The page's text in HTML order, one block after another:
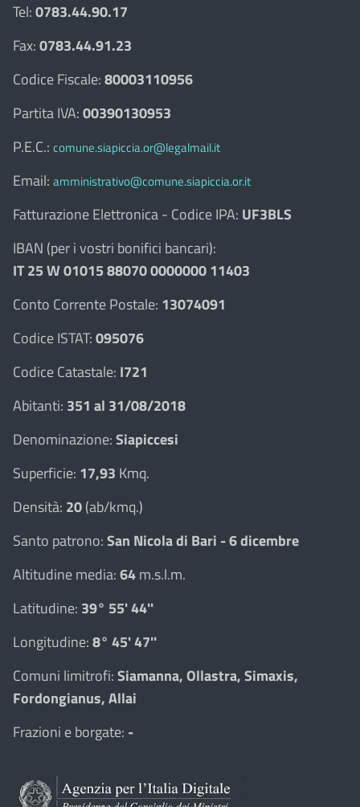
Tel:0783.44.90.17
Fax:0783.44.91.23
Codice Fiscale:80003110956
Partita IVA:00390130953
P.E.C.: comune.siapiccia.or@legalmail.it
Email: amministrativo@comune.siapiccia.or.it
Fatturazione Elettronica - Codice IPA: UF3BLS
IBAN (per i vostri bonifici bancari):
IT 25 W 01015 88070 0000000 11403
Conto Corrente Postale: 13074091
Codice ISTAT:095076
Codice Catastale: I721
Abitanti: 351 al 31/08/2018
Denominazione:Siapiccesi
Superficie: 17,93 Kmq.
Densità: 20(ab/kmq.)
Santo patrono:San Nicola di Bari - 6 dicembre
Altitudine media:64m.s.l.m.
Latitudine: 39° 55' 44''
Longitudine:8° 45' 47''
Comuni limitrofi:Siamanna, Ollastra, Simaxis,
Fordongianus, Allai
Frazioni e borgate: -